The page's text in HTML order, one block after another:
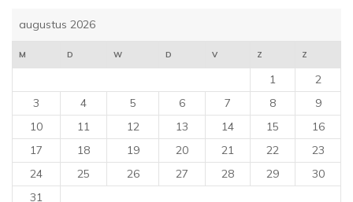
augustus 2026
M D W D V Z Z
1
2
3
4 5 6 7 8
9
10
11 12 13 14 15
16
17
18 19 20 21 22
23
24
25 26 27 28 29
30
31